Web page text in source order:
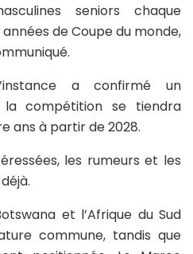
seniors chaque
de Coupe du monde,
a confirmé un
compétition se tiendra
ans à partir de 2028.
les rumeurs et les
et l’Afrique du Sud
commune, tandis que